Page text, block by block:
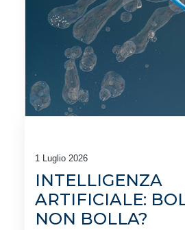
1 Luglio 2026
INTELLIGENZA
ARTIFICIALE:
NON BOLLA?